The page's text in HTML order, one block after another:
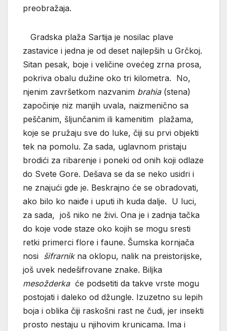
preobražaja.
Gradska plaža Sartija je nosilac plave
zastavice i jedna je od deset najlepših u Grčkoj.
Sitan pesak, boje i veličine ovećeg zrna prosa,
pokriva obalu dužine oko tri kilometra. No,
njenim završetkom nazvanim brahia (stena)
započinje niz manjih uvala, naizmenično sa
peščanim, šljunčanim ili kamenitim plažama,
koje se pružaju sve do luke, čiji su prvi objekti
tek na pomolu. Za sada, uglavnom pristaju
brodići za ribarenje i poneki od onih koji odlaze
do Svete Gore. Dešava se da se neko usidri i
ne znajući gde je. Beskrajno će se obradovati,
ako bilo ko naiđe i uputi ih kuda dalje. U luci,
za sada, još niko ne živi. Ona je i zadnja tačka
do koje vode staze oko kojih se mogu sresti
retki primerci flore i faune. Šumska kornjača
nosi šifrarnikna oklopu, nalik na preistorijske,
još uvek nedešifrovane znake. Biljka
mesožderka će podsetiti da takve vrste mogu
postojati i daleko od džungle. Izuzetno su lepih
boja i oblika čiji raskošni rast ne čudi, jer insekti
prosto nestaju u njihovim krunicama. Ima i